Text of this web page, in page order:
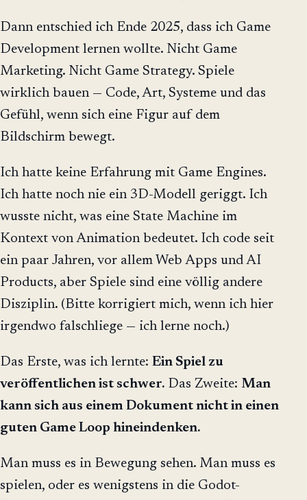
Dann entschied ich Ende 2025, dass ich Game
Development lernen wollte. Nicht Game
Marketing. Nicht Game Strategy. Spiele
wirklich bauen — Code, Art, Systeme und das
Gefühl, wenn sich eine Figur auf dem
Bildschirm bewegt.
Ich hatte keine Erfahrung mit Game Engines.
Ich hatte noch nie ein 3D-Modell geriggt. Ich
wusste nicht, was eine State Machine im
Kontext von Animation bedeutet. Ich code seit
ein paar Jahren, vor allem Web Apps und AI
Products, aber Spiele sind eine völlig andere
Disziplin. (Bitte korrigiert mich, wenn ich hier
irgendwo falschliege — ich lerne noch.)
Das Erste, was ich lernte: Ein Spiel zu
veröffentlichen ist schwer. Das Zweite: Man
kann sich aus einem Dokument nicht in einen
guten Game Loop hineindenken.
Man muss es in Bewegung sehen. Man muss es
spielen, oder es wenigstens in die Godot-